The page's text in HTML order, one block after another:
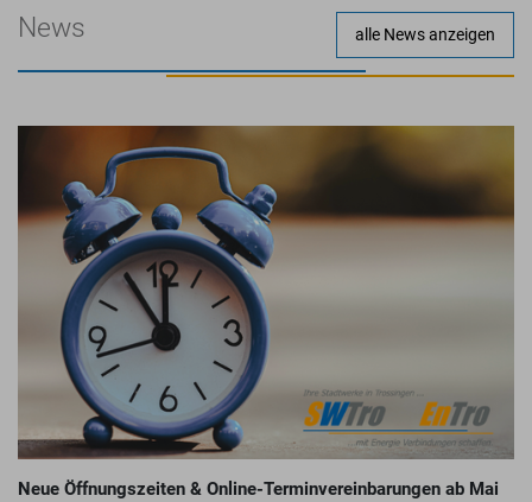
News alle News anzeigen
Neue Öffnungszeiten & Online-Terminvereinbarungen ab Mai